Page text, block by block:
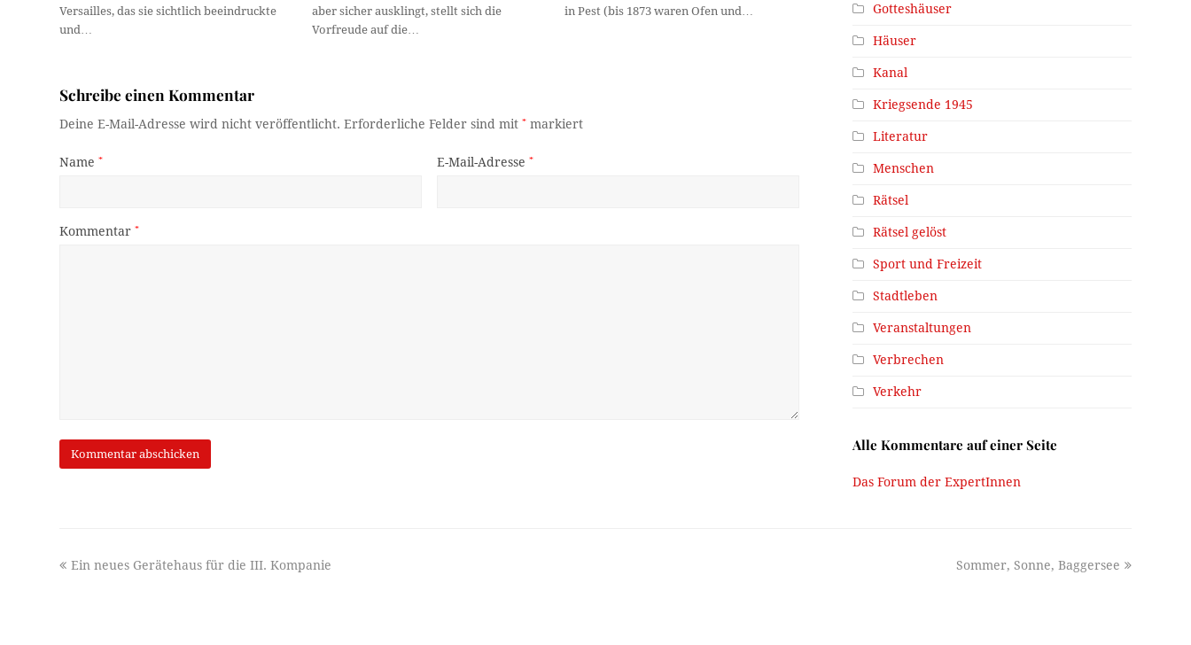
Versailles, das sie sichtlich beeindruckte
und…
aber sicher ausklingt, stellt sich die
Vorfreude auf die…
in Pest (bis 1873 waren Ofen und…
Schreibe einen Kommentar
Deine E-Mail-Adresse wird nicht veröffentlicht. Erforderliche Felder sind mit* markiert
Name* E-Mail-Adresse *
Kommentar*
Gotteshäuser
Häuser
Kanal
Kriegsende 1945
Literatur
Menschen
Rätsel
Rätsel gelöst
Sport und Freizeit
Stadtleben
Veranstaltungen
Verbrechen
Verkehr
Alle Kommentare auf einer Seite
Das Forum der ExpertInnen
previous
Ein neues Gerätehaus für die III. Kompanie
next
Sommer, Sonne, Baggersee